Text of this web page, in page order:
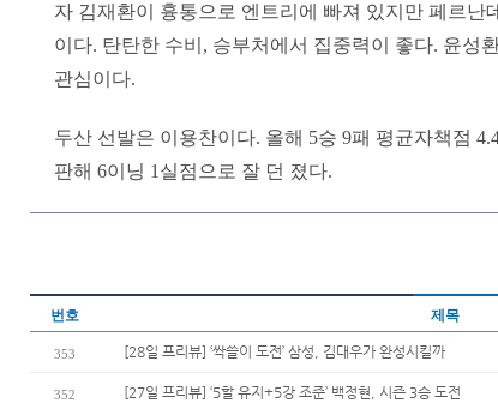
자 김재환이 흉통으로 엔트리에 빠져 있지만 페르난
이다. 탄탄한 수비, 승부처에서 집중력이 좋다. 윤성
관심이다.
두산 선발은 이용찬이다. 올해 5승 9패 평균자책점
판해 6이닝 1실점으로 잘 던 졌다.
번호 제목
353 [28일 프리뷰] ‘싹쓸이 도전’ 삼성, 김대우가 완성시킬까
352 [27일 프리뷰] ‘5할 유지+5강 조준’ 백정현, 시즌 3승 도전